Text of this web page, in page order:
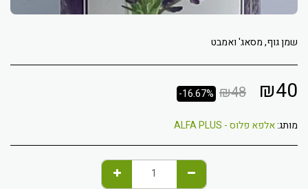
שמן גוף, מסאג' ואמבט
₪40
₪48
-16.67%
מותג:אלפא פלוס - ALFA PLUS